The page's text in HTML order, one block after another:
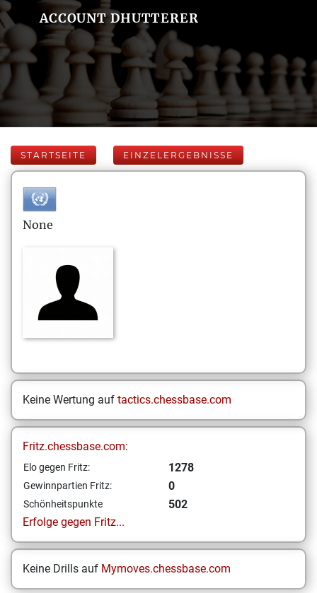
ACCOUNT DHUTTERER
STARTSEITE EINZELERGEBNISSE
None
Keine Wertung auf tactics.chessbase.com
Fritz.chessbase.com:
Elo gegen Fritz: 1278
Gewinnpartien Fritz: 0
Schönheitspunkte
502
Erfolge gegen Fritz...
Keine Drills auf Mymoves.chessbase.com